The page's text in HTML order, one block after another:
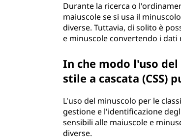
Durante la ricerca o
maiuscole se si usa il
diverse. Tuttavia, di solito è
e minuscole convertendo i dati
In che modo l'uso
stile a cascata (CSS)
L'uso del minuscolo per le
gestione e l'identificazione
sensibili alle maiuscole e
diverse.